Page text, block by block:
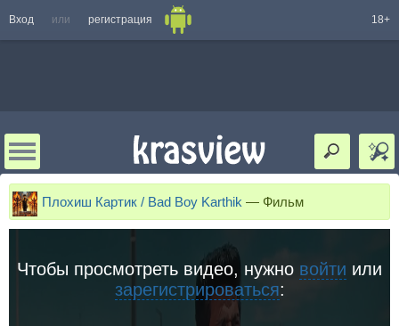
Вход или регистрация 18+
Плохиш Картик / Bad Boy Karthik — Фильм
Чтобы просмотреть видео, нужно войти или
зарегистрироваться: